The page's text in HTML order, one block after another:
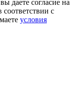
даете согласие на
с
условия